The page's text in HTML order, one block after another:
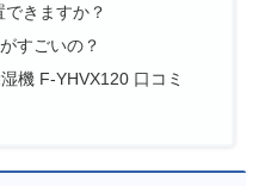
きますか？
すごいの？
機 F-YHVX120 口コミ